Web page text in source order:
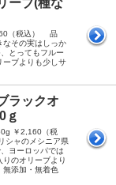
ーブ(種な
（税込） 品
なその実はしっか
とってもフルー
ーブよりも少しサ
ラックオ
ｇ
￥2,160（税
シャのメシニア県
ヨーロッパでは
のオリーブより
無添加・無着色